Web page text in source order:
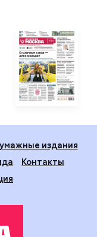
издания
Контакты